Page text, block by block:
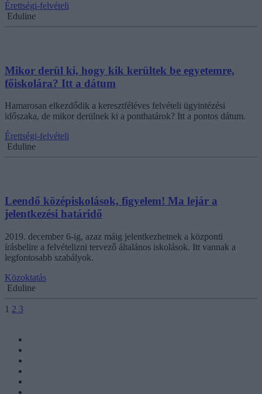
Érettségi-felvételi
Eduline
Mikor derül ki, hogy kik kerültek be egyetemre,
főiskolára? Itt a dátum
Hamarosan elkezdődik a keresztféléves felvételi ügyintézési
időszaka, de mikor derülnek ki a ponthatárok? Itt a pontos dátum.
Érettségi-felvételi
Eduline
Leendő középiskolások, figyelem! Ma lejár a
jelentkezési határidő
2019. december 6-ig, azaz máig jelentkezhetnek a központi
írásbelire a felvételizni tervező általános iskolások. Itt vannak a
legfontosabb szabályok.
Közoktatás
Eduline
1 2 3